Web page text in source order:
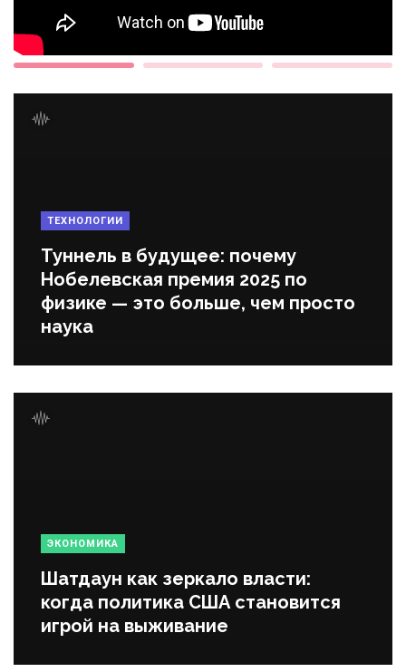
ТЕХНОЛОГИИ
Туннель в будущее: почему
Нобелевская премия 2025 по
физике — это больше, чем просто
наука
ЭКОНОМИКА
Шатдаун как зеркало власти:
когда политика США становится
игрой на выживание